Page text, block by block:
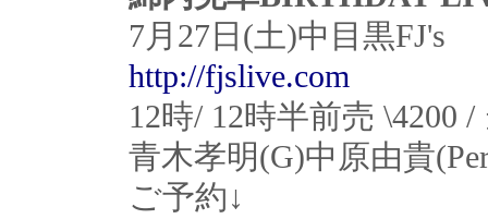
7月27日(土)中目黒FJ's
http://fjslive.com
12時/ 12時半前売 \4200 /
青木孝明(G)中原由貴
ご予約↓